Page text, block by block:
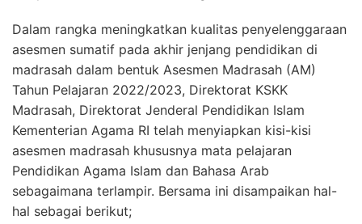
Dalam rangka meningkatkan kualitas penyelenggaraan
asesmen sumatif pada akhir jenjang pendidikan di
madrasah dalam bentuk Asesmen Madrasah (AM)
Tahun Pelajaran 2022/2023, Direktorat KSKK
Madrasah, Direktorat Jenderal Pendidikan Islam
Kementerian Agama RI telah menyiapkan kisi-kisi
asesmen madrasah khususnya mata pelajaran
Pendidikan Agama Islam dan Bahasa Arab
sebagaimana terlampir. Bersama ini disampaikan hal-
hal sebagai berikut;